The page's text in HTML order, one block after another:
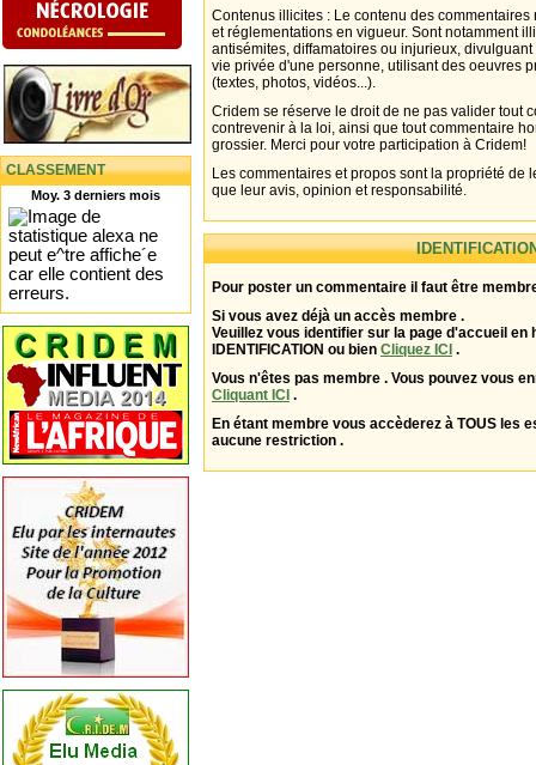
CLASSEMENT
Moy. 3 derniers mois
Contenus illicites : Le contenu des
et réglementations en vigueur. Sont notamment
antisémites, diffamatoires ou injurieux,
vie privée d'une personne, utilisant des oeuvres
(textes, photos, vidéos...).
Cridem se réserve le droit de ne pas valider tout
contrevenir à la loi, ainsi que tout commentaire
grossier. Merci pour votre participation à Cridem!
Les commentaires et propos sont la propriété de
que leur avis, opinion et responsabilité.
Pour poster un commentaire il faut être
Si vous avez déjà un accès membre .
Veuillez vous identifier sur la page d'accueil en
IDENTIFICATION ou bien Cliquez ICI .
Vous n'êtes pas membre . Vous pouvez vous
Cliquant ICI .
En étant membre vous accèderez à TOUS les
aucune restriction .